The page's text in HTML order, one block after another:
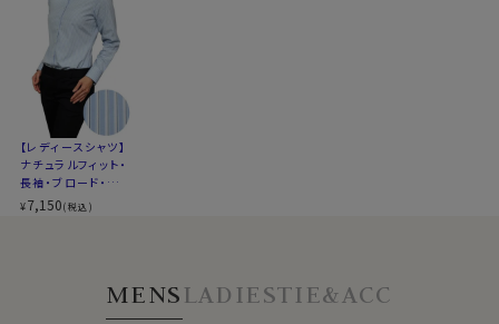
【レディースシャツ】
ナチュラルフィット・
長袖・ブロード・ワイ
ドカラー・日本製
¥7,150(税込)
MENSLADIESTIE&ACC